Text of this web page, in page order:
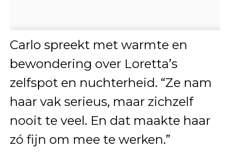
Carlo spreekt met warmte en
bewondering over Loretta’s
zelfspot en nuchterheid. “Ze nam
haar vak serieus, maar zichzelf
nooit te veel. En dat maakte haar
zó fijn om mee te werken.”